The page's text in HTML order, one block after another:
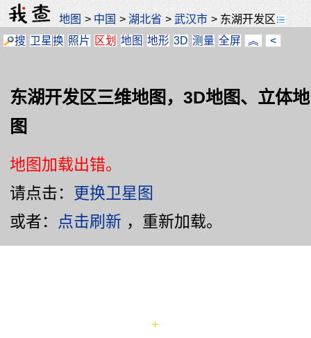
地图 > 中国 >湖北省 >武汉市 > 东湖开发区
搜 卫星换 照片 区划 地图 地形 3D 测量 全屏 ︽ <
东湖开发区三维地图，3D地图、立体地
图
地图加载出错。
请点击： 更换卫星图
或者： 点击刷新 ，重新加载。